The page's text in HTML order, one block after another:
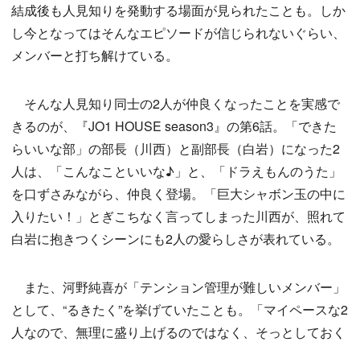
結成後も人見知りを発動する場面が見られたことも。しか
し今となってはそんなエピソードが信じられないぐらい、
メンバーと打ち解けている。
そんな人見知り同士の2人が仲良くなったことを実感で
きるのが、『JO1 HOUSE season3』の第6話。「できた
らいいな部」の部長（川西）と副部長（白岩）になった2
人は、「こんなこといいな♪」と、「ドラえもんのうた」
を口ずさみながら、仲良く登場。「巨大シャボン玉の中に
入りたい！」とぎこちなく言ってしまった川西が、照れて
白岩に抱きつくシーンにも2人の愛らしさが表れている。
また、河野純喜が「テンション管理が難しいメンバー」
として、“るきたく”を挙げていたことも。「マイペースな2
人なので、無理に盛り上げるのではなく、そっとしておく